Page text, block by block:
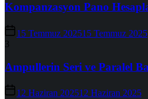
Kompanzasyon Pano
15 Temmuz 202515 Temmuz 2025
3
Ampullerin Seri ve Paralel
12 Haziran 202512 Haziran 2025